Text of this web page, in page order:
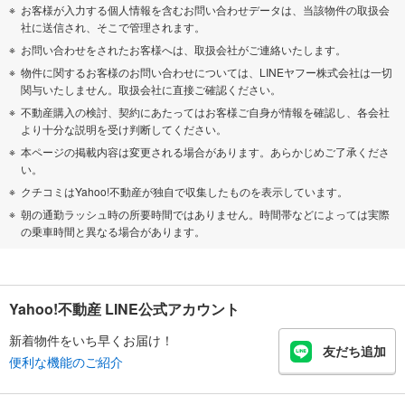
お客様が入力する個人情報を含むお問い合わせデータは、当該物件の取扱会
社に送信され、そこで管理されます。
お問い合わせをされたお客様へは、取扱会社がご連絡いたします。
物件に関するお客様のお問い合わせについては、LINEヤフー株式会社は一切
関与いたしません。取扱会社に直接ご確認ください。
不動産購入の検討、契約にあたってはお客様ご自身が情報を確認し、各会社
より十分な説明を受け判断してください。
本ページの掲載内容は変更される場合があります。あらかじめご了承くださ
い。
クチコミはYahoo!不動産が独自で収集したものを表示しています。
朝の通勤ラッシュ時の所要時間ではありません。時間帯などによっては実際
の乗車時間と異なる場合があります。
Yahoo!不動産 LINE公式アカウント
新着物件をいち早くお届け！
便利な機能のご紹介
友だち追加